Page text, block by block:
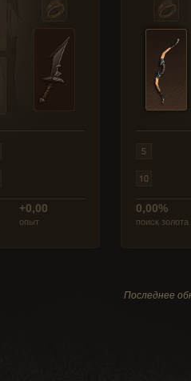
+0,00
опыт
0,00%
поиск золота
Последнее